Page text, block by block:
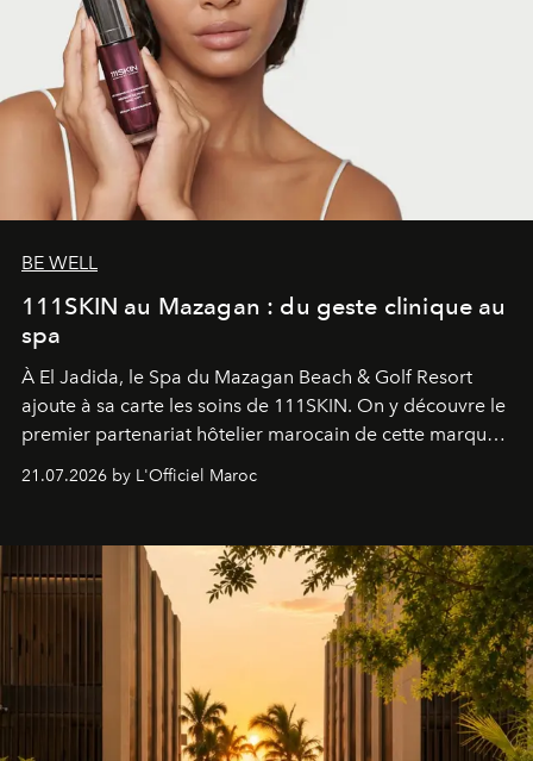
BE WELL
111SKIN au Mazagan : du geste clinique au
spa
À El Jadida, le Spa du Mazagan Beach & Golf Resort
ajoute à sa carte les soins de 111SKIN. On y découvre le
premier partenariat hôtelier marocain de cette marque
britannique, née dans un cabinet de chirurgie plastique
londonien et construite depuis autour d'un actif breveté,
21.07.2026 by L'Officiel Maroc